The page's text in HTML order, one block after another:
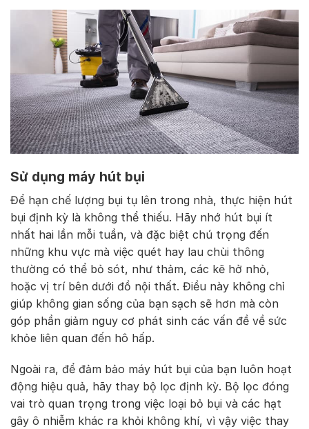
Sử dụng máy hút bụi
Để hạn chế lượng bụi tụ lên trong nhà, thực hiện hút
bụi định kỳ là không thể thiếu. Hãy nhớ hút bụi ít
nhất hai lần mỗi tuần, và đặc biệt chú trọng đến
những khu vực mà việc quét hay lau chùi thông
thường có thể bỏ sót, như thảm, các kẽ hở nhỏ,
hoặc vị trí bên dưới đồ nội thất. Điều này không chỉ
giúp không gian sống của bạn sạch sẽ hơn mà còn
góp phần giảm nguy cơ phát sinh các vấn đề về sức
khỏe liên quan đến hô hấp.
Ngoài ra, để đảm bảo máy hút bụi của bạn luôn hoạt
động hiệu quả, hãy thay bộ lọc định kỳ. Bộ lọc đóng
vai trò quan trọng trong việc loại bỏ bụi và các hạt
gây ô nhiễm khác ra khỏi không khí, vì vậy việc thay